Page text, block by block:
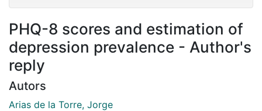
PHQ-8 scores and estimation of
depression prevalence - Author's
reply
Autors
Arias de la Torre, Jorge